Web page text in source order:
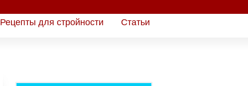
Рецепты для стройности Статьи